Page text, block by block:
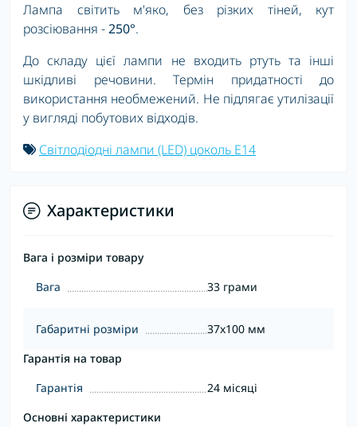
Лампа світить м'яко, без різких тіней, кут
розсіювання -250°.
До складу цієї лампи не входить ртуть та інші
шкідливі речовини. Термін придатності до
використання необмежений. Не підлягає утилізації
у вигляді побутових відходів.
Світлодіодні лампи (LED) цоколь E14
Характеристики
Вага і розміри товару
Вага
33 грами
Габаритні розміри
37x100 мм
Гарантія на товар
Гарантія
24 місяці
Основні характеристики